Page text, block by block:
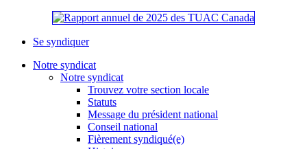
Se syndiquer
Notre syndicat
Notre syndicat
Trouvez votre section locale
Statuts
Message du président national
Conseil national
Fièrement syndiqué(e)